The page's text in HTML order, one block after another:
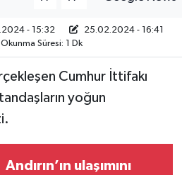
- 15:32
25.02.2024 - 16:41
Okunma Süresi: 1 Dk
Cumhur İttifakı
yoğun
Andırın’ın ulaşımını